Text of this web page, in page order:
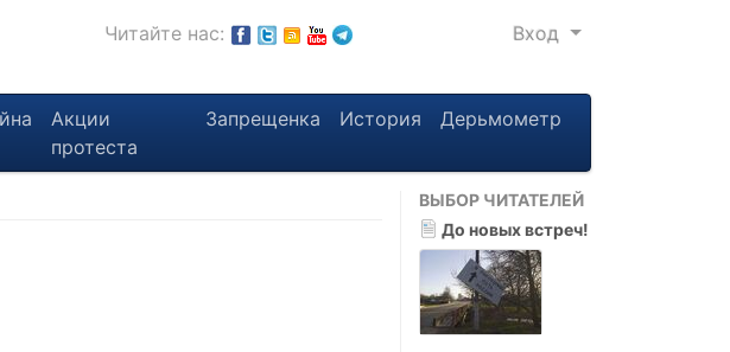
Читайте нас: Вход
Акции
протеста
Запрещенка История Дерьмометр
ВЫБОР ЧИТАТЕЛЕЙ
До новых встреч!